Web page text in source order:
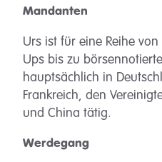
Mandanten
Urs ist für eine Reihe
Ups bis zu
hauptsächlich in
Frankreich, den
und China tätig.
Werdegang